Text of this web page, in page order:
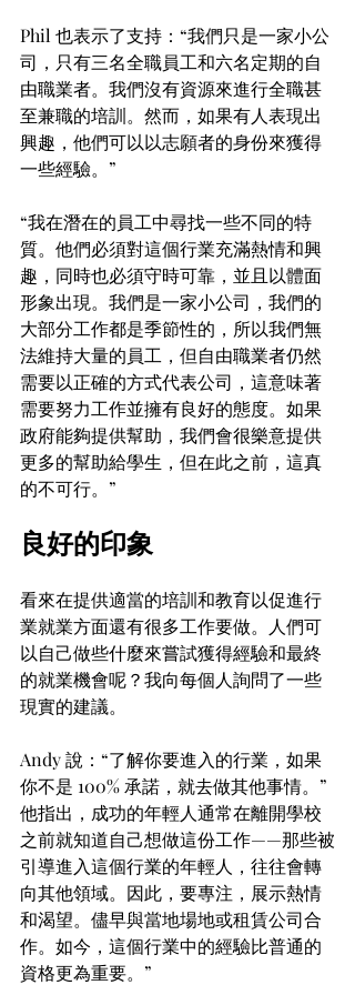
Phil 也表示了支持：“我們只是一家小公
司，只有三名全職員工和六名定期的自
由職業者。我們沒有資源來進行全職甚
至兼職的培訓。然而，如果有人表現出
興趣，他們可以以志願者的身份來獲得
一些經驗。”
“我在潛在的員工中尋找一些不同的特
質。他們必須對這個行業充滿熱情和興
趣，同時也必須守時可靠，並且以體面
形象出現。我們是一家小公司，我們的
大部分工作都是季節性的，所以我們無
法維持大量的員工，但自由職業者仍然
需要以正確的方式代表公司，這意味著
需要努力工作並擁有良好的態度。如果
政府能夠提供幫助，我們會很樂意提供
更多的幫助給學生，但在此之前，這真
的不可行。”
良好的印象
看來在提供適當的培訓和教育以促進行
業就業方面還有很多工作要做。人們可
以自己做些什麼來嘗試獲得經驗和最終
的就業機會呢？我向每個人詢問了一些
現實的建議。
Andy 說：“了解你要進入的行業，如果
你不是 100% 承諾，就去做其他事情。”
他指出，成功的年輕人通常在離開學校
之前就知道自己想做這份工作——那些被
引導進入這個行業的年輕人，往往會轉
向其他領域。因此，要專注，展示熱情
和渴望。儘早與當地場地或租賃公司合
作。如今，這個行業中的經驗比普通的
資格更為重要。”